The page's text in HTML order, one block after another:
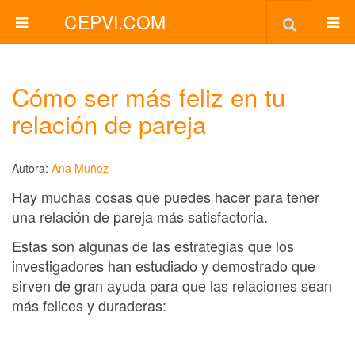
CEPVI.COM
Cómo ser más feliz en tu
relación de pareja
Autora: Ana Muñoz
Hay muchas cosas que puedes hacer para tener
una relación de pareja más satisfactoria.
Estas son algunas de las estrategias que los
investigadores han estudiado y demostrado que
sirven de gran ayuda para que las relaciones sean
más felices y duraderas: